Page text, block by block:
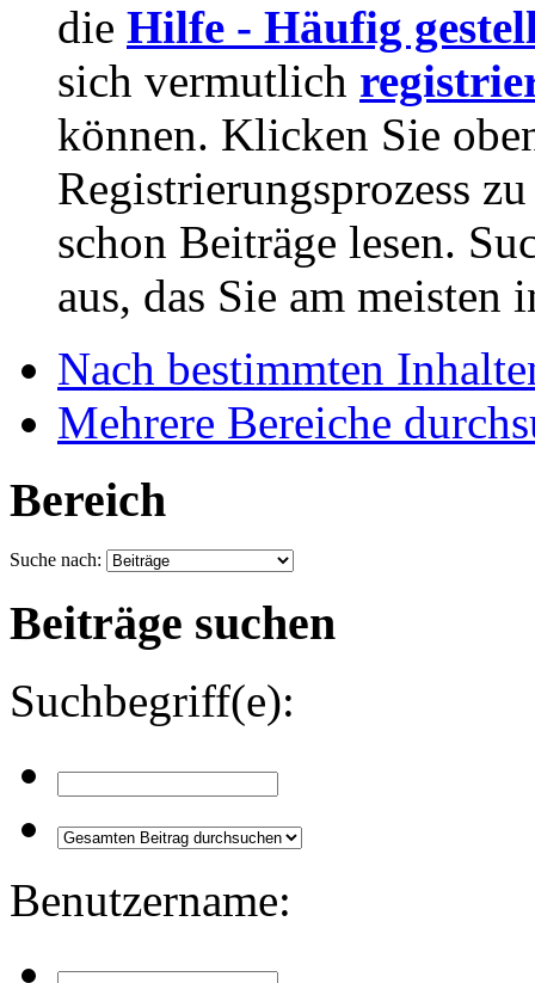
die Hilfe - Häufig
sich vermutlich
können. Klicken Sie
Registrierungsprozess
schon Beiträge lesen.
aus, das Sie am meisten
Nach bestimmten
Mehrere Bereiche
Bereich
Suche nach:
Beiträge suchen
Suchbegriff(e):
Benutzername: